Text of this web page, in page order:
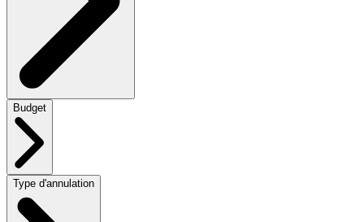
Budget
Type d'annulation